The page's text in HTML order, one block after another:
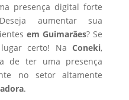
presença digital forte
aumentar sua
em Guimarães? Se
lugar certo! NaConeki,
de ter uma presença
no setor altamente
.